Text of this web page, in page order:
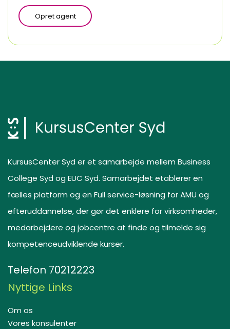
Opret agent
KursusCenter Syd er et samarbejde mellem Business
College Syd og EUC Syd. Samarbejdet etablerer en
fælles platform og en Full service-løsning for AMU og
efteruddannelse, der gør det enklere for virksomheder,
medarbejdere og jobcentre at finde og tilmelde sig
kompetenceudviklende kurser.
Telefon 70212223
Nyttige Links
Om os
Vores konsulenter